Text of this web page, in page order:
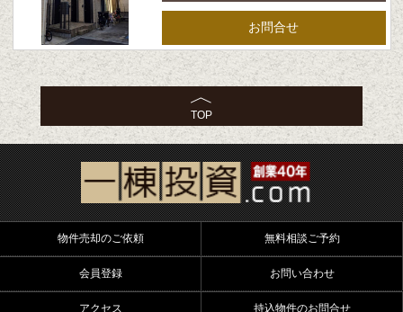
お問合せ
TOP
物件売却のご依頼 無料相談ご予約
会員登録 お問い合わせ
アクセス 持込物件のお問合せ